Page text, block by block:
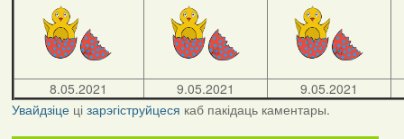
8.05.2021 9.05.2021
9.05.2021
Увайдзіцеці зарэгіструйцеся каб пакідаць каментары.